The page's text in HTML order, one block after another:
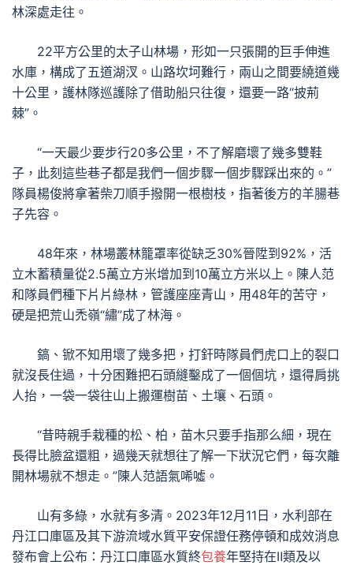
林深處走往。
22平方公里的太子山林場，形如一只張開的巨手伸進
水庫，構成了五道湖汊。山路坎坷難行，兩山之間要繞道幾
十公里，護林隊巡護除了借助船只往復，還要一路“披荊
棘”。
“一天最少要步行20多公里，不了解磨壞了幾多雙鞋
子，此刻這些巷子都是我們一個步驟一個步驟踩出來的。”
隊員楊俊將拿著柴刀順手撥開一根樹枝，指著後方的羊腸巷
子先容。
48年來，林場叢林籠罩率從缺乏30%晉陞到92%，活
立木蓄積量從2.5萬立方米增加到10萬立方米以上。陳人范
和隊員們種下片片綠林，管護座座青山，用48年的苦守，
硬是把荒山禿嶺“繡”成了林海。
鎬、锨不知用壞了幾多把，打釬時隊員們虎口上的裂口
就沒長住過，十分困難把石頭縫鑿成了一個個坑，還得肩挑
人抬，一袋一袋往山上搬運樹苗、土壤、石頭。
“昔時親手栽種的松、柏，苗木只要手指那么細，現在
長得比臉盆還粗，過幾天就想往了解一下狀況它們，每次離
開林場就不想走。”陳人范語氣唏噓。
山有多綠，水就有多清。2023年12月11日，水利部在
丹江口庫區及其下游流域水質平安保證任務停頓和成效消息
發布會上公布：丹江口庫區水質終包養年堅持在Ⅱ類及以